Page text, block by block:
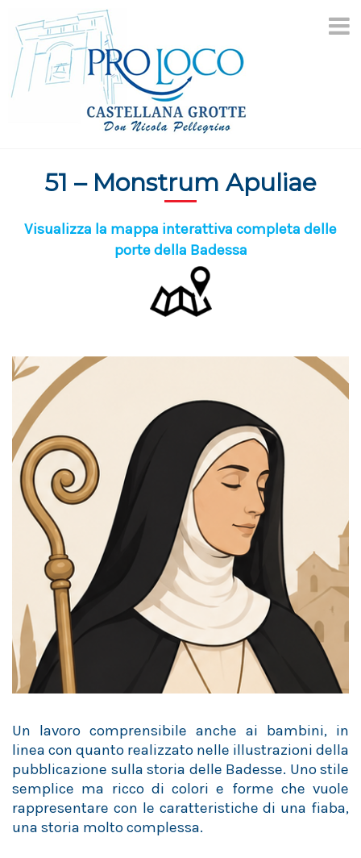
content
51 – Monstrum Apuliae
Visualizza la mappa interattiva completa delle
porte della Badessa
Un lavoro comprensibile anche ai bambini, in
linea con quanto realizzato nelle illustrazioni della
pubblicazione sulla storia delle Badesse. Uno stile
semplice ma ricco di colori e forme che vuole
rappresentare con le caratteristiche di una fiaba,
una storia molto complessa.